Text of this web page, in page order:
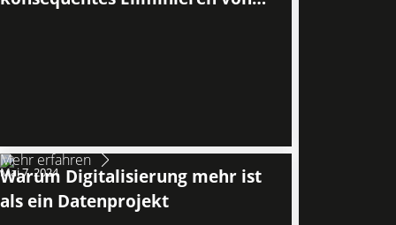
Mehr erfahren
Mai 7, 2024
Warum Digitalisierung mehr ist
als ein Datenprojekt